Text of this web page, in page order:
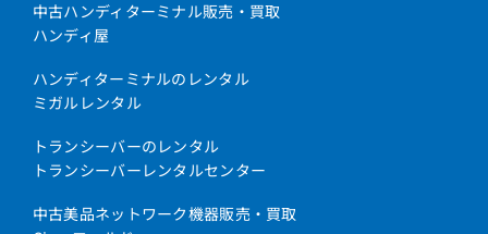
中古ハンディターミナル販売・買取
ハンディ屋
ハンディターミナルのレンタル
ミガルレンタル
トランシーバーのレンタル
トランシーバーレンタルセンター
中古美品ネットワーク機器販売・買取